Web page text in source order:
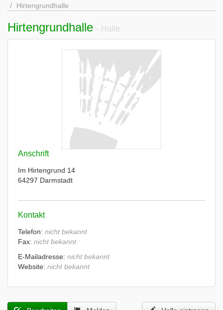
Hirtengrundhalle
Hirtengrundhalle - Halle
Anschrift
Im Hirtengrund 14
64297 Darmstadt
Kontakt
Telefon: nicht bekannt
Fax: nicht bekannt
E-Mailadresse: nicht bekannt
Website: nicht bekannt